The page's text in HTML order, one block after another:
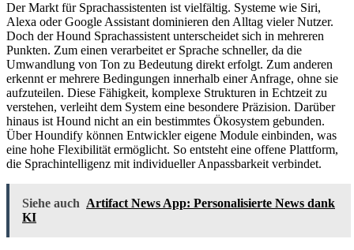
Der Markt für Sprachassistenten ist vielfältig. Systeme wie Siri,
Alexa oder Google Assistant dominieren den Alltag vieler Nutzer.
Doch der Hound Sprachassistent unterscheidet sich in mehreren
Punkten. Zum einen verarbeitet er Sprache schneller, da die
Umwandlung von Ton zu Bedeutung direkt erfolgt. Zum anderen
erkennt er mehrere Bedingungen innerhalb einer Anfrage, ohne sie
aufzuteilen. Diese Fähigkeit, komplexe Strukturen in Echtzeit zu
verstehen, verleiht dem System eine besondere Präzision. Darüber
hinaus ist Hound nicht an ein bestimmtes Ökosystem gebunden.
Über Houndify können Entwickler eigene Module einbinden, was
eine hohe Flexibilität ermöglicht. So entsteht eine offene Plattform,
die Sprachintelligenz mit individueller Anpassbarkeit verbindet.
Siehe auch Artifact News App: Personalisierte News dank
KI